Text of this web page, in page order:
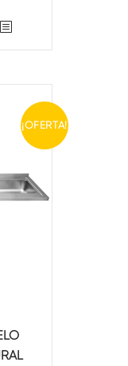
¡OFERTA!